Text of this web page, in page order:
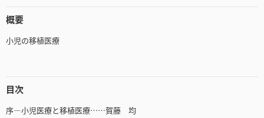
概要
小児の移植医療
目次
序―小児医療と移植医療……賀藤 均